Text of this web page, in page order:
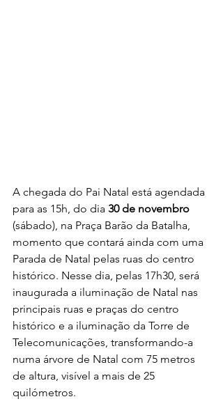
A chegada do Pai Natal está agendada
para as 15h, do dia 30 de novembro
(sábado), na Praça Barão da Batalha,
momento que contará ainda com uma
Parada de Natal pelas ruas do centro
histórico. Nesse dia, pelas 17h30, será
inaugurada a iluminação de Natal nas
principais ruas e praças do centro
histórico e a iluminação da Torre de
Telecomunicações, transformando-a
numa árvore de Natal com 75 metros
de altura, visível a mais de 25
quilómetros.